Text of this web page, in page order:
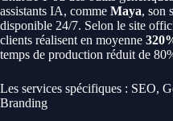
assistants IA, comme Maya, son
disponible 24/7. Selon le site
clients réalisent en moyenne
temps de production réduit de
Les services spécifiques : SEO,
Branding